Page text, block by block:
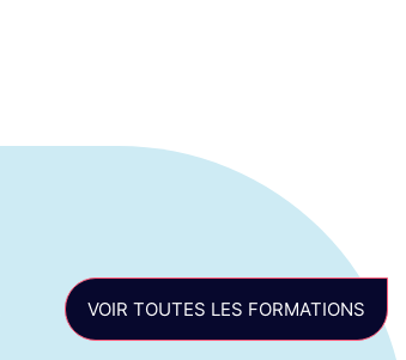
VOIR TOUTES LES FORMATIONS